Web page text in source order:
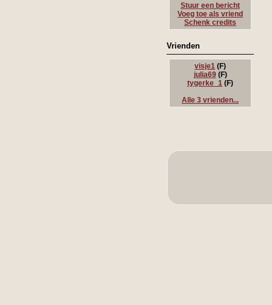
Stuur een bericht
Voeg toe als vriend
Schenk credits
Vrienden
visje1 (F)
julia69(F)
tygerke_1 (F)
Alle 3 vrienden...